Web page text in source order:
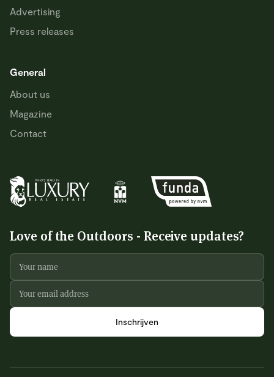
Advertising
Press releases
General
About us
Magazine
Contact
Love of the Outdoors - Receive updates?